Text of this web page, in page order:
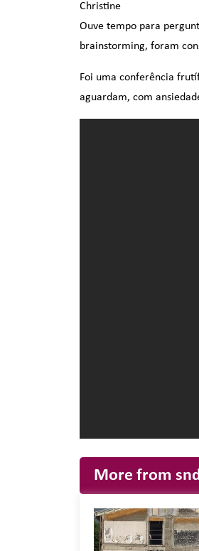
Christine
Ouve tempo para
brainstorming, foram
Foi uma conferência
aguardam, com
More from